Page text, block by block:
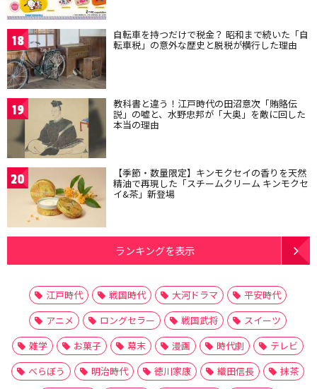
18 自転車を持つだけで税金？ 昭和まで続いた「自
転車税」の意外な歴史と脱税が横行した理由
19 教科書と違う！江戸時代の田沼意次「賄賂伝
説」の嘘と、水野忠邦が「大奥」を敵に回した
本当の理由
20 【季節・数量限定】キンモクセイの香りを天然
精油で再現した「スチームクリーム キンモクセ
イ&茶」新登場
ランキングを表示
江戸時代 戦国時代 大河ドラマ
平安時代
アニメ
ロングセラー 戦国武将
スイーツ
雑学
お菓子 幕末 漫画 時代劇
テレビ
べらぼう
明治時代 徳川家康 織田信長
抹茶